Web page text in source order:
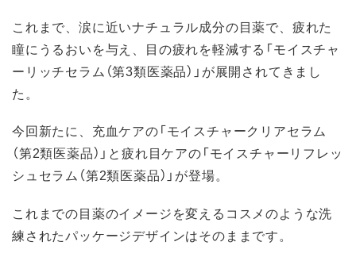
これまで、涙に近いナチュラル成分の目薬で、疲れた
瞳にうるおいを与え、目の疲れを軽減する「モイスチャ
ーリッチセラム（第3類医薬品）」が展開されてきまし
た。
今回新たに、充血ケアの「モイスチャークリアセラム
（第2類医薬品）」と疲れ目ケアの「モイスチャーリフレッ
シュセラム（第2類医薬品）」が登場。
これまでの目薬のイメージを変えるコスメのような洗
練されたパッケージデザインはそのままです。